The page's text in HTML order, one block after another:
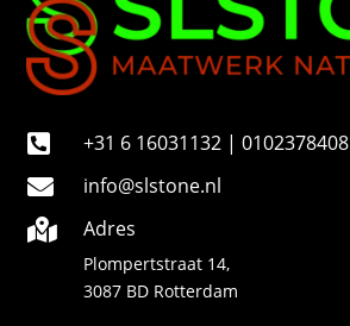

+31 6 16031132 | 0102378408

info@slstone.nl

Adres
Plompertstraat 14,
3087 BD Rotterdam